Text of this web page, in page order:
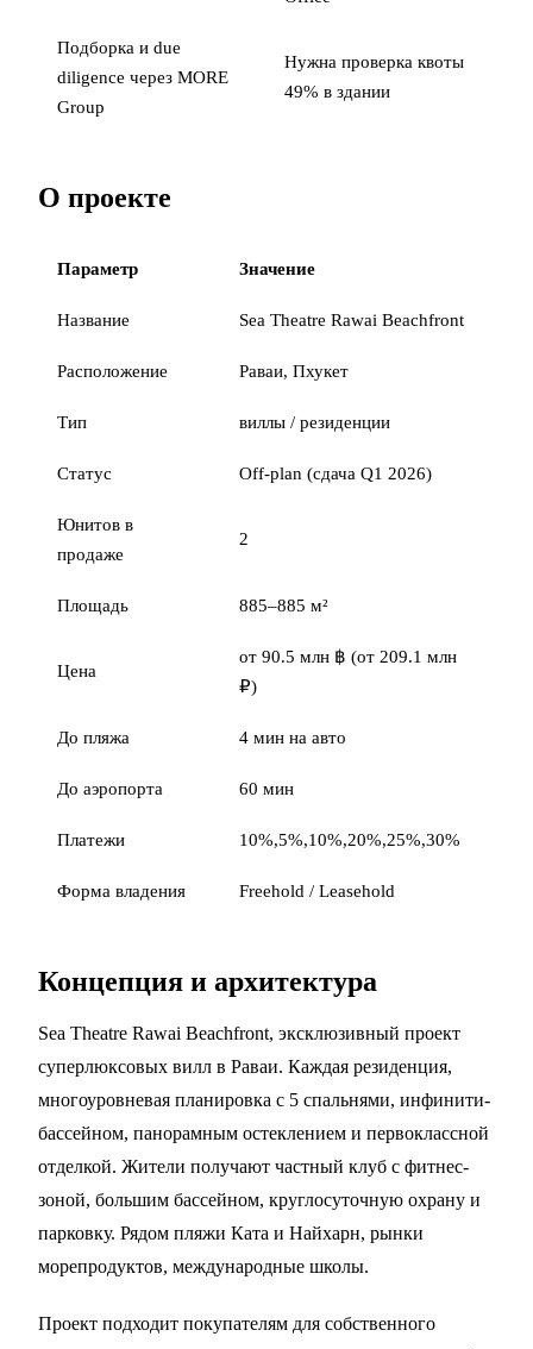
Подборка и due
diligence через MORE
Group
Нужна проверка квоты
49% в здании
О проекте
Параметр Значение
Название Sea Theatre Rawai Beachfront
Расположение Раваи, Пхукет
Тип виллы / резиденции
Статус Off-plan (сдача Q1 2026)
Юнитов в
продаже
2
Площадь 885–885 м²
Цена
от 90.5 млн ฿ (от 209.1 млн
₽)
До пляжа 4 мин на авто
До аэропорта 60 мин
Платежи 10%,5%,10%,20%,25%,30%
Форма владения Freehold / Leasehold
Концепция и архитектура
Sea Theatre Rawai Beachfront, эксклюзивный проект
суперлюксовых вилл в Раваи. Каждая резиденция,
многоуровневая планировка с 5 спальнями, инфинити-
бассейном, панорамным остеклением и первоклассной
отделкой. Жители получают частный клуб с фитнес-
зоной, большим бассейном, круглосуточную охрану и
парковку. Рядом пляжи Ката и Найхарн, рынки
морепродуктов, международные школы.
Проект подходит покупателям для собственного